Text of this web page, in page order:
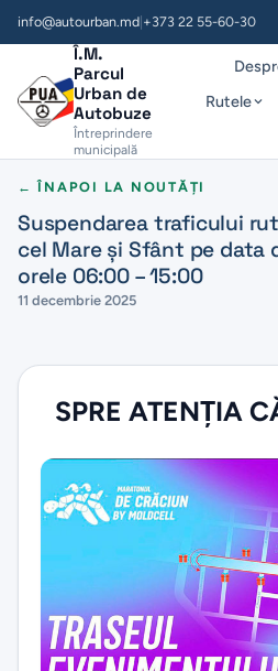
info@autourban.md +373 22 55-60-30
Î.M.
Parcul
Urban de
Autobuze
Întreprindere
municipală
Rutele
← ÎNAPOI LA NOUTĂȚI
Suspendarea traficului
cel Mare și Sfânt pe data
orele 06:00 – 15:00
11 decembrie 2025
SPRE ATENŢIA